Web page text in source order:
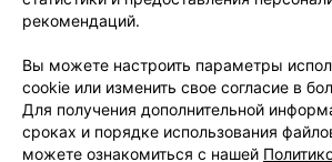
Персональные настройки
Обработка персональных
рекомендаций.
Вы можете настроить параметры
cookie или изменить свое согласие в
Для получения дополнительной
сроках и порядке использования
можете ознакомиться с нашей